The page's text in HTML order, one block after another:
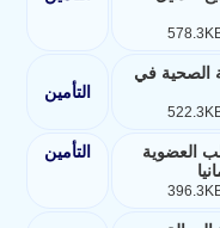
الصحية في
التأمين
العضوية
التأمين